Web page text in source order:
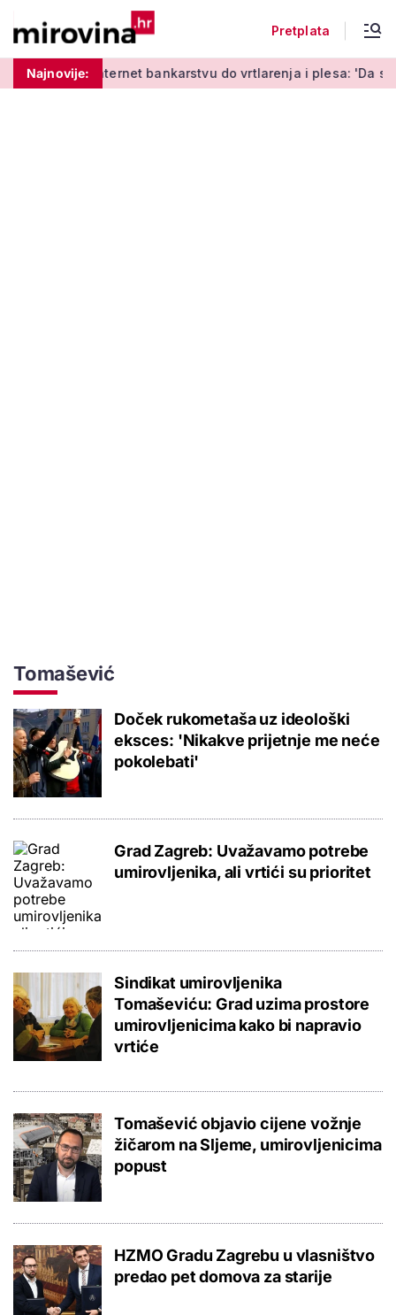
Pretplata
Najnovije:
o internet bankarstvu do vrtlarenja i plesa: 'Da starije
Tomašević
Doček rukometaša uz ideološki
eksces: 'Nikakve prijetnje me neće
pokolebati'
Grad Zagreb: Uvažavamo potrebe
umirovljenika, ali vrtići su prioritet
Sindikat umirovljenika
Tomaševiću: Grad uzima prostore
umirovljenicima kako bi napravio
vrtiće
Tomašević objavio cijene vožnje
žičarom na Sljeme, umirovljenicima
popust
HZMO Gradu Zagrebu u vlasništvo
predao pet domova za starije